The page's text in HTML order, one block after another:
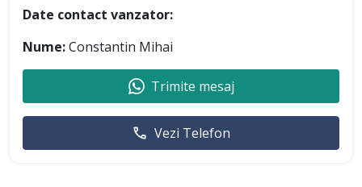
Date contact vanzator:
Nume:Constantin Mihai
Trimite mesaj
Vezi Telefon